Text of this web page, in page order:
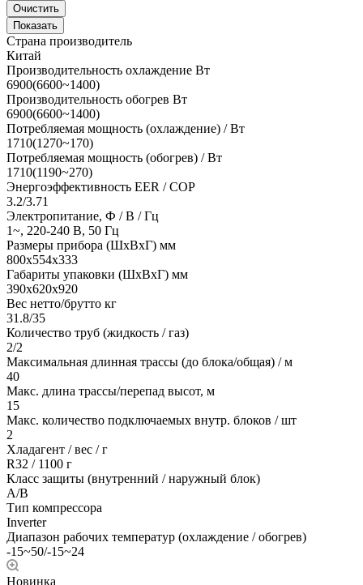
Очистить
Страна производитель
Китай
Производительность охлаждение Вт
6900(6600~1400)
Производительность обогрев Вт
6900(6600~1400)
Потребляемая мощность (охлаждение) / Вт
1710(1270~170)
Потребляемая мощность (обогрев) / Вт
1710(1190~270)
Энергоэффективность EER / COP
3.2/3.71
Электропитание, Ф / В / Гц
1~, 220-240 В, 50 Гц
Размеры прибора (ШхВхГ) мм
800x554x333
Габариты упаковки (ШхВхГ) мм
390x620x920
Вес нетто/брутто кг
31.8/35
Количество труб (жидкость / газ)
2/2
Максимальная длинная трассы (до блока/общая) / м
40
Макс. длина трассы/перепад высот, м
15
Макс. количество подключаемых внутр. блоков / шт
2
Хладагент / вес / г
R32 / 1100 г
Класс защиты (внутренний / наружный блок)
A/B
Тип компрессора
Inverter
Диапазон рабочих температур (охлаждение / обогрев)
-15~50/-15~24
Новинка